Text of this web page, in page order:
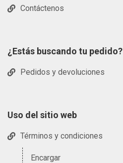
Contáctenos
¿Estás buscando tu pedido?
Pedidos y devoluciones
Uso del sitio web
Términos y condiciones
Encargar